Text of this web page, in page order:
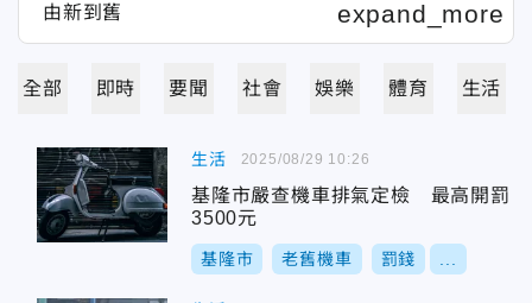
全部 即時 要聞 社會 娛樂 體育 生活
生活
基隆市嚴查機車排氣定檢 最高開罰
3500元
基隆市 老舊機車 罰錢
2025/08/29 10:26